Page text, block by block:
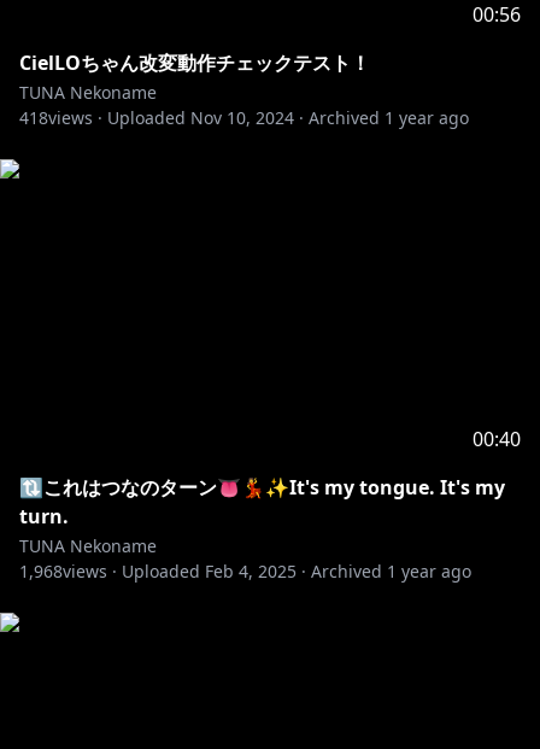
00:56
CielLOちゃん改変動作チェックテスト！
TUNA Nekoname
418views · Uploaded Nov 10, 2024 · Archived 1 year ago
00:40
🔃これはつなのターン👅💃✨It's my tongue. It's my
turn.
TUNA Nekoname
1,968views · Uploaded Feb 4, 2025 · Archived 1 year ago